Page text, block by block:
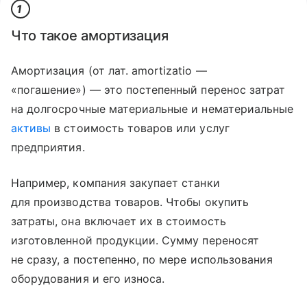
1
Что такое амортизация
Амортизация (от лат. amortizatio —
«погашение») — это постепенный перенос затрат
на долгосрочные материальные и нематериальные
активы в стоимость товаров или услуг
предприятия.
Например, компания закупает станки
для производства товаров. Чтобы окупить
затраты, она включает их в стоимость
изготовленной продукции. Сумму переносят
не сразу, а постепенно, по мере использования
оборудования и его износа.